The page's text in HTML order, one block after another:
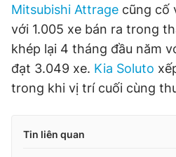
Mitsubishi Attrage cũng cố
với 1.005 xe bán ra trong
khép lại 4 tháng đầu năm
đạt 3.049 xe. Kia Soluto
trong khi vị trí cuối cùng
Tin liên quan